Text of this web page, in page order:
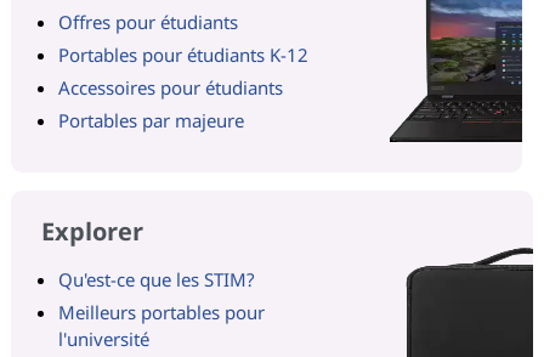
Offres pour étudiants
Portables pour étudiants K-12
Accessoires pour étudiants
Portables par majeure
Explorer
Qu'est-ce que les STIM?
Meilleurs portables pour
l'université